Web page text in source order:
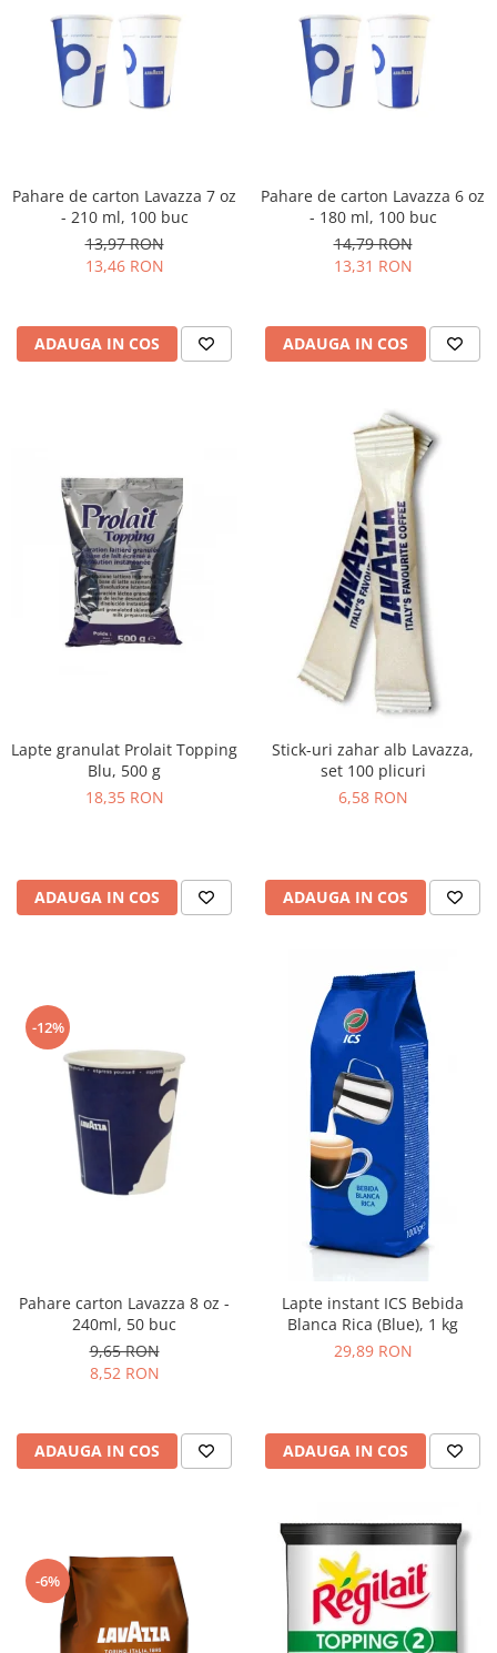
Pahare de carton Lavazza 7 oz
- 210 ml, 100 buc
13,97 RON
13,46 RON
ADAUGA IN COS
Pahare de carton Lavazza 6 oz
- 180 ml, 100 buc
14,79 RON
13,31 RON
ADAUGA IN COS
Lapte granulat Prolait Topping
Blu, 500 g
18,35 RON
ADAUGA IN COS
Stick-uri zahar alb Lavazza,
set 100 plicuri
6,58 RON
ADAUGA IN COS
-12%
Pahare carton Lavazza 8 oz -
240ml, 50 buc
9,65 RON
8,52 RON
ADAUGA IN COS
Lapte instant ICS Bebida
Blanca Rica (Blue), 1 kg
29,89 RON
ADAUGA IN COS
-6%